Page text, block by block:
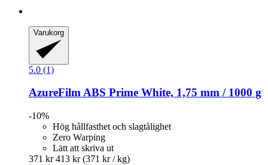
Varukorg
5.0 (1)
AzureFilmABS Prime White, 1,75 mm / 1000 g
-10%
Hög hållfasthet och slagtålighet
Zero Warping
Lätt att skriva ut
371 kr 413 kr (371 kr / kg)